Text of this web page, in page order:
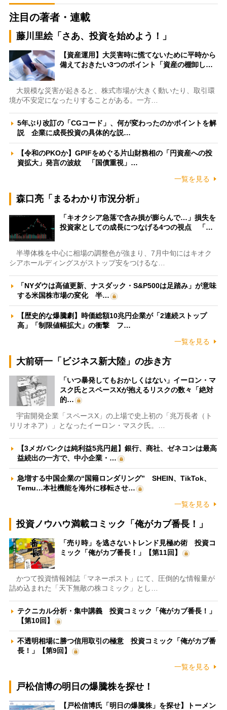
注目の著者・連載
藤川里絵「さあ、投資を始めよう！」
【資産運用】大災害時に慌てないために平時から
備えておきたい3つのポイント「資産の棚卸し…
大規模な災害が起きると、株式市場が大きく動いたり、取引環
境が不安定になったりすることがある。一方…
5年ぶり改訂の「CGコード」、何が変わったのかポイントを解
説 企業に成長投資の具体的な説…
【令和のPKOか】GPIFをめぐる片山財務相の「円資産への投
資拡大」発言の波紋 「国債重視」…
一覧を見る
森口亮「まるわかり市況分析」
「キオクシア急落で含み損が膨らんで…」損失を
投資家としての成長につなげる4つの視点 「…
半導体株を中心に相場の調整色が強まり、7月中旬にはキオク
シアホールディングスがストップ安をつけるな…
「NYダウは高値更新、ナスダック・S&P500は足踏み」が意味
する米国株市場の変化 半…
【歴史的な爆騰劇】時価総額10兆円企業が「2連続ストップ
高」「制限値幅拡大」の衝撃 フ…
一覧を見る
大前研一「ビジネス新大陸」の歩き方
「いつ暴発してもおかしくはない」イーロン・マ
スク氏とスペースXが抱えるリスクの数々「絶対
的…
宇宙開発企業「スペースX」の上場で史上初の「兆万長者（ト
リリオネア）」となったイーロン・マスク氏。…
【3メガバンクは純利益5兆円超】銀行、商社、ゼネコンは最高
益続出の一方で、中小企業・…
急増する中国企業の“国籍ロンダリング” SHEIN、TikTok、
Temu…本社機能を海外に移転させ…
一覧を見る
投資ノウハウ満載コミック「俺がカブ番長！」
「売り時」を逃さないトレンド見極め術 投資コ
ミック「俺がカブ番長！」【第11回】
かつて投資情報雑誌「マネーポスト」にて、圧倒的な情報量が
詰め込まれた「天下無敵の株コミック」とし…
テクニカル分析・集中講義 投資コミック「俺がカブ番長！」
【第10回】
不透明相場に勝つ信用取引の極意 投資コミック「俺がカブ番
長！」【第9回】
一覧を見る
戸松信博の明日の爆騰株を探せ！
【戸松信博氏「明日の爆騰株」を探せ】トーメン